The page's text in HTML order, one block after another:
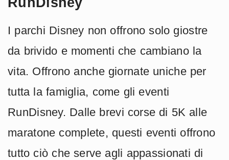
I parchi Disney non offrono solo giostre
da brivido e momenti che cambiano la
vita. Offrono anche giornate uniche per
tutta la famiglia, come gli eventi
RunDisney. Dalle brevi corse di 5K alle
maratone complete, questi eventi offrono
tutto ciò che serve agli appassionati di